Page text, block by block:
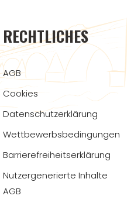
RECHTLICHES
AGB
Cookies
Datenschutzerklärung
Wettbewerbsbedingungen
Barrierefreiheitserklärung
Nutzergenerierte Inhalte
AGB